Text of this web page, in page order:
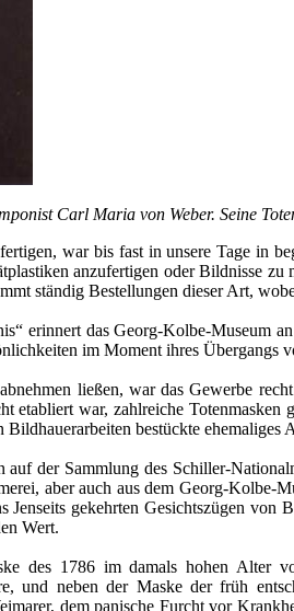
Carl Maria von Weber. Seine
war bis fast in unsere Tage in
anzufertigen oder Bildnisse
ständig Bestellungen dieser Art,
erinnert das Georg-Kolbe-Museum
im Moment ihres Übergangs
ließen, war das Gewerbe
etabliert war, zahlreiche
bestückte ehemaliges
der Sammlung des Schiller-
aber auch aus dem Georg-Kolbe-
gekehrten Gesichtszügen
Wert.
des 1786 im damals hohen Alter
und neben der Maske der früh
dem panische Furcht vor